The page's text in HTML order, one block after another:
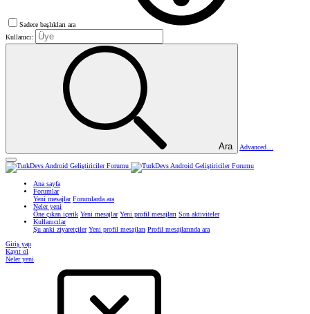
Sadece başlıkları ara
Kullanıcı:
Ara Advanced…
Ana sayfa
Forumlar
Yeni mesajlar Forumlarda ara
Neler yeni
Öne çıkan içerik Yeni mesajlar Yeni profil mesajları Son aktiviteler
Kullanıcılar
Şu anki ziyaretçiler Yeni profil mesajları Profil mesajlarında ara
Giriş yap
Kayıt ol
Neler yeni